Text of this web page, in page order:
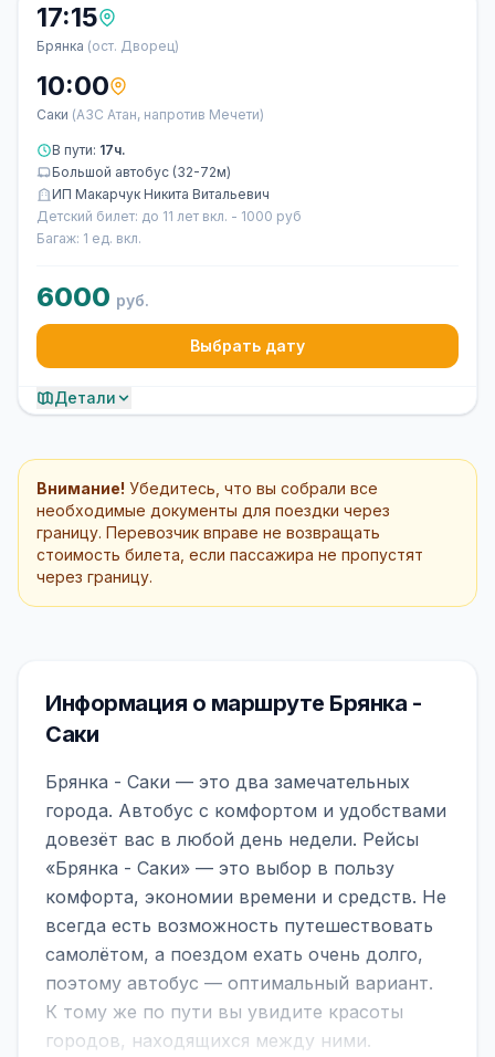
17:15
Брянка (ост. Дворец)
10:00
Саки (АЗС Атан, напротив Мечети)
В пути: 17ч.
Большой автобус (32-72м)
ИП Макарчук Никита Витальевич
Детский билет: до 11 лет вкл. - 1000 руб
Багаж: 1 ед. вкл.
6000 руб.
Выбрать дату
Детали
Внимание! Убедитесь, что вы собрали все
необходимые документы для поездки через
границу. Перевозчик вправе не возвращать
стоимость билета, если пассажира не пропустят
через границу.
Информация о маршруте Брянка -
Саки
Брянка - Саки — это два замечательных
города. Автобус с комфортом и удобствами
довезёт вас в любой день недели. Рейсы
«Брянка - Саки» — это выбор в пользу
комфорта, экономии времени и средств. Не
всегда есть возможность путешествовать
самолётом, а поездом ехать очень долго,
поэтому автобус — оптимальный вариант.
К тому же по пути вы увидите красоты
городов, находящихся между ними.